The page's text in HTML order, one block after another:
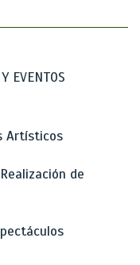
EVENTOS
Artísticos
de